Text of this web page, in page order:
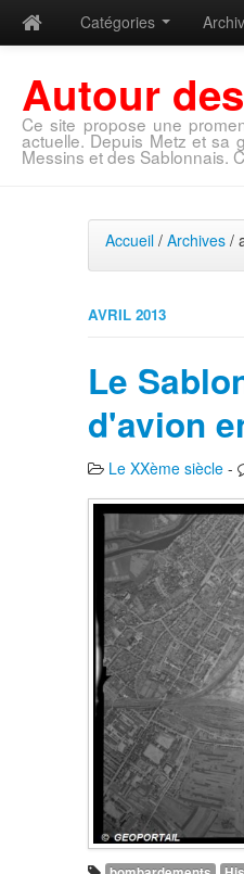
Catégories
Autour
Ce site propose une
actuelle. Depuis Metz et sa
Messins et des Sablonnais.
Accueil/ Archives/
AVRIL 2013
Le
d'avion
Le XXème siècle-